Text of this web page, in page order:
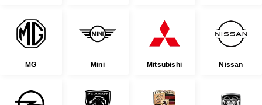
MG Mini Mitsubishi Nissan